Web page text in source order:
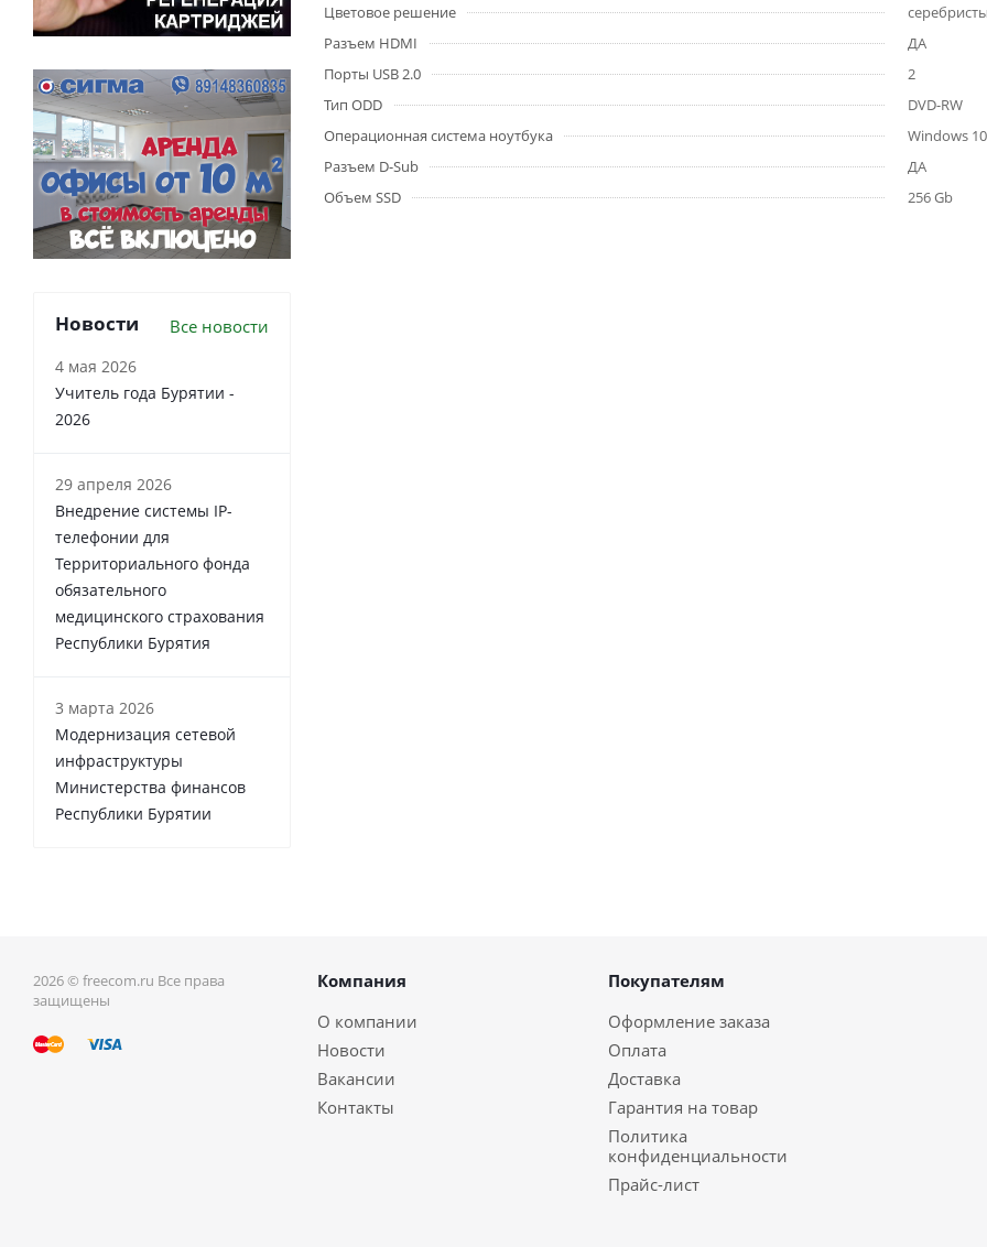
Цветовое решение
Разъем HDMI
ДА
Порты USB 2.0
2
Тип ODD
DVD-RW
Операционная система ноутбука
Windows
Разъем D-Sub
ДА
Объем SSD
256 Gb
Новости Все новости
4 мая 2026
Учитель года Бурятии -
2026
29 апреля 2026
Внедрение системы IP-
телефонии для
Территориального фонда
обязательного
медицинского страхования
Республики Бурятия
3 марта 2026
Модернизация сетевой
инфраструктуры
Министерства финансов
Республики Бурятии
2026 © freecom.ru Все права
защищены
Компания
О компании
Новости
Вакансии
Контакты
Покупателям
Оформление заказа
Оплата
Доставка
Гарантия на товар
Политика
конфиденциальности
Прайс-лист